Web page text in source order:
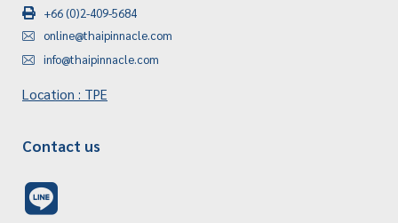
+66 (0)2-409-5684
online@thaipinnacle.com
info@thaipinnacle.com
Location : TPE
Contact us